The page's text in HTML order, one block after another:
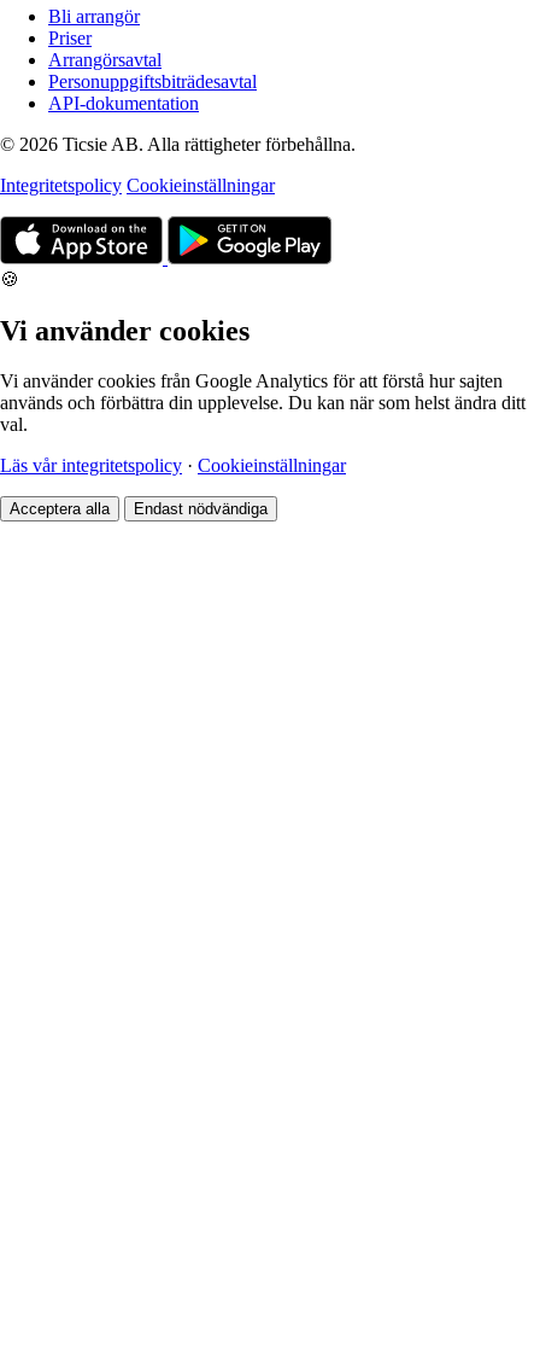
Bli arrangör
Priser
Arrangörsavtal
Personuppgiftsbiträdesavtal
API-dokumentation
© 2026 Ticsie AB. Alla rättigheter förbehållna.
Integritetspolicy Cookieinställningar
🍪
Vi använder cookies
Vi använder cookies från Google Analytics för att förstå hur sajten
används och förbättra din upplevelse. Du kan när som helst ändra ditt
val.
Läs vår integritetspolicy · Cookieinställningar
Acceptera alla Endast nödvändiga